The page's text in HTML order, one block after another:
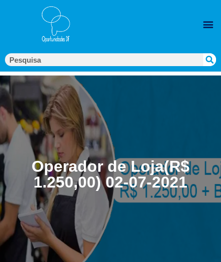
Operador de Loja(R$
1.250,00) 02-07-2021